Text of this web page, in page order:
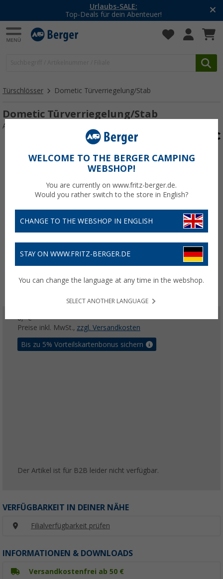
Urlaubs-SALE:
Top-Deals für dein Abenteuer!
Türschlösser Dometic Türverriegelung/Stab
Dometic Türverriegelung/Stab
Art.-Nr.: TuerverriegelungStab109043
0,- €
Preise inkl. MwSt., zzgl. Versandkosten
Bis zu 5% Vorteilskartenbonus sichern
Der Artikel ist für B2B leider nicht verfügbar.
VERFÜGBARKEIT IN DEINER NÄHE
Filialverfügbarkeit prüfen
INFORMATIONEN & DOWNLOADS
Versandkostenfrei ab 50 €
WELCOME TO THE BERGER CAMPING
WEBSHOP!
You are currently on www.fritz-berger.de.
Would you rather switch to the store in English?
CHANGE TO THE WEBSHOP IN ENGLISH
STAY ON WWW.FRITZ-BERGER.DE
You can change the language at any time in the webshop.
SELECT ANOTHER LANGUAGE